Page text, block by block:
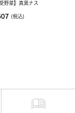
野菜】真黒ナス
(税込)